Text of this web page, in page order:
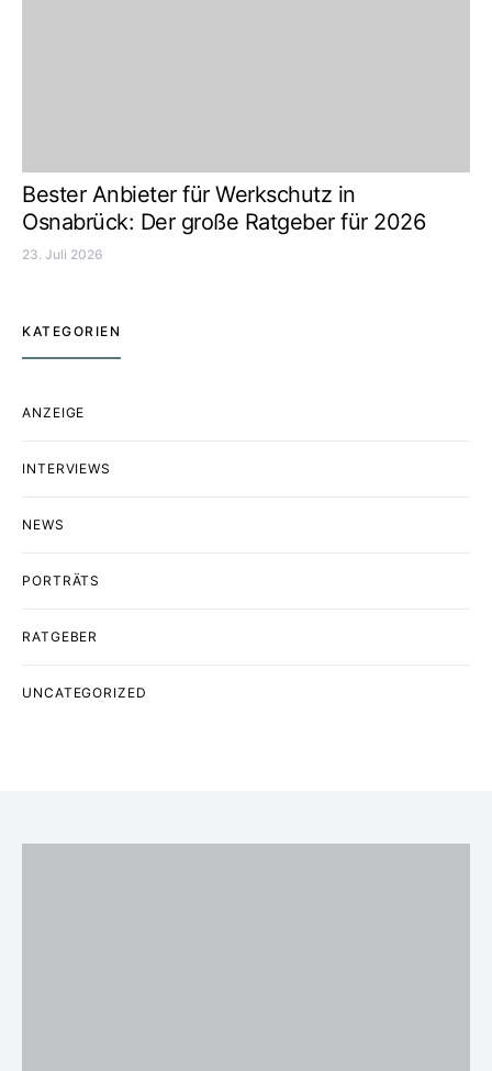
Bester Anbieter für Werkschutz in
Osnabrück: Der große Ratgeber für 2026
23. Juli 2026
KATEGORIEN
ANZEIGE
INTERVIEWS
NEWS
PORTRÄTS
RATGEBER
UNCATEGORIZED